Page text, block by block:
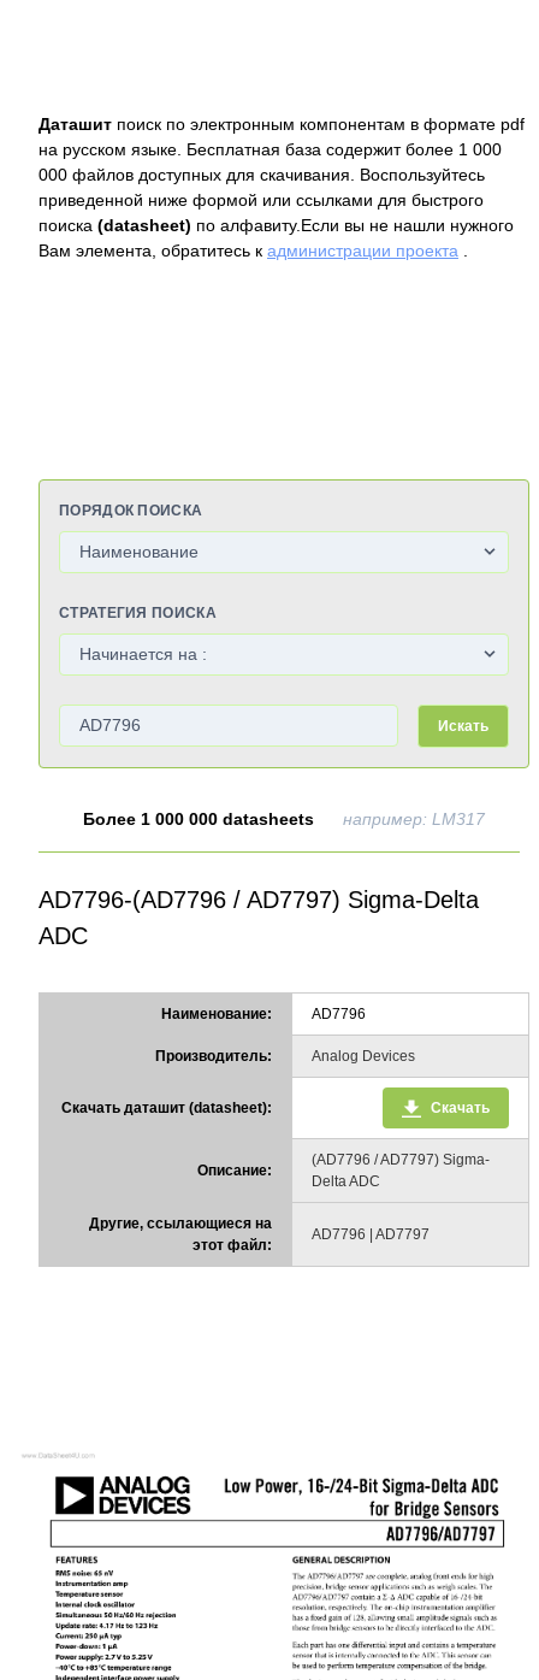
Даташит поиск по электронным компонентам в формате pdf
на русском языке. Бесплатная база содержит более 1 000
000 файлов доступных для скачивания. Воспользуйтесь
приведенной ниже формой или ссылками для быстрого
поиска (datasheet) по алфавиту.Если вы не нашли нужного
Вам элемента, обратитесь к администрации проекта
ПОРЯДОК ПОИСКА
СТРАТЕГИЯ ПОИСКА
Искать
Более 1 000 000 datasheets например: LM317
AD7796-(AD7796 / AD7797) Sigma-Delta
ADC
Наименование: AD7796
Производитель: Analog Devices
Скачать даташит (datasheet): Скачать
Описание:
(AD7796 / AD7797) Sigma-
Delta ADC
Другие, ссылающиеся на
этот файл:
AD7796 | AD7797